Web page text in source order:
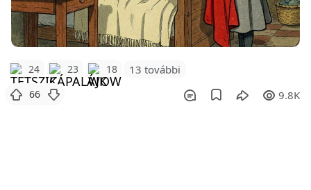
24 23 18 13 további
66 9.8K